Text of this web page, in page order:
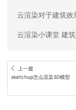
云渲染对于建筑效
云渲染小课堂 建
上一篇
sketchup怎么渲染3D模型